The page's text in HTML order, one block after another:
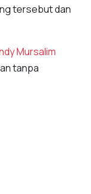
tersebut dan
Mursalim
tanpa